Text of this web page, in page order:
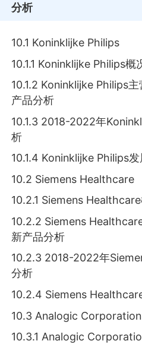
分析
10.1 Koninklijke Philips
10.1.1 Koninklijke Philips概
10.1.2 Koninklijke Philips
产品分析
10.1.3 2018-2022年
析
10.1.4 Koninklijke Philips
10.2 Siemens Healthcare
10.2.1 Siemens
10.2.2 Siemens
新产品分析
10.2.3 2018-2022年
分析
10.2.4 Siemens
10.3 Analogic Corporation
10.3.1 Analogic